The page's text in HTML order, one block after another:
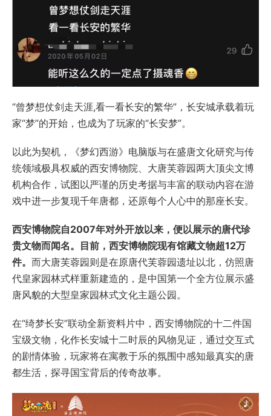
“曾梦想仗剑走天涯,看一看长安的繁华”，长安城承载着玩
家“梦”的开始，也成为了玩家的“长安梦”。
以此为契机，《梦幻西游》电脑版与在盛唐文化研究与传
统领域极具权威的西安博物院、大唐芙蓉园两大顶尖文博
机构合作，试图以严谨的历史考据与丰富的联动内容在游
戏中进一步复现千年唐都，还原每个人心中的那座长安。
西安博物院自2007年对外开放以来，便以展示的唐代珍
贵文物而闻名。目前，西安博物院现有馆藏文物超12万
件。 而大唐芙蓉园则是在原唐代芙蓉园遗址以北，仿照唐
代皇家园林式样重新建造的，是中国第一个全方位展示盛
唐风貌的大型皇家园林式文化主题公园。
在“绮梦长安”联动全新资料片中，西安博物院的十二件国
宝级文物，化作长安城十二时辰的风物见证，通过交互式
的剧情体验，玩家将在寓教于乐的氛围中感知最真实的唐
都生活，探寻国宝背后的传奇故事。